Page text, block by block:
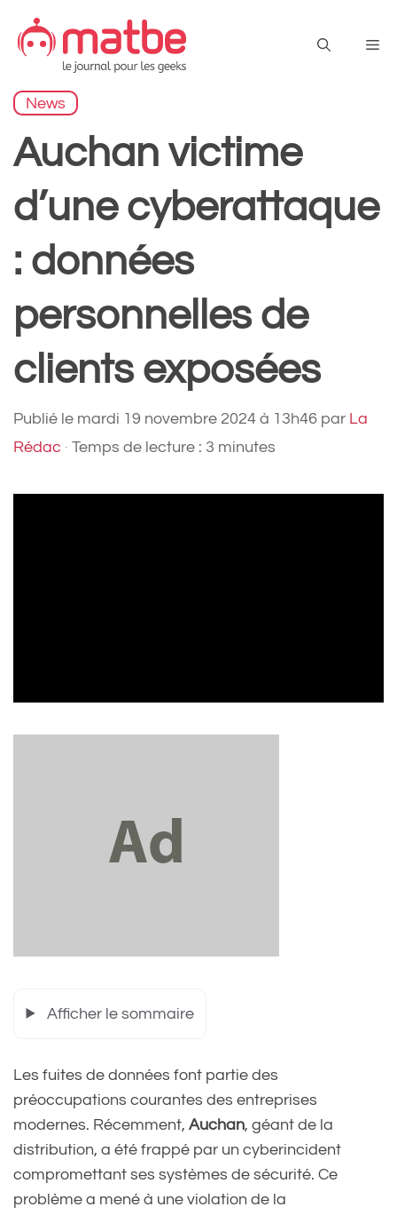
contenu
News
Auchan victime
d’une cyberattaque
: données
personnelles de
clients exposées
Publié le mardi 19 novembre 2024 à 13h46 par La
Rédac · Temps de lecture : 3 minutes
Afficher le sommaire
Les fuites de données font partie des
préoccupations courantes des entreprises
modernes. Récemment, Auchan, géant de la
distribution, a été frappé par un cyberincident
compromettant ses systèmes de sécurité. Ce
problème a mené à une violation de la